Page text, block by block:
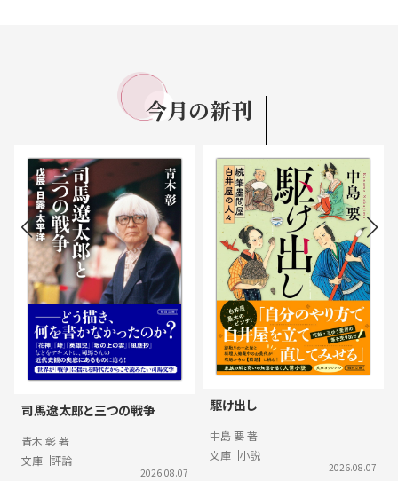
今月の新刊
司馬遼太郎と三つの戦争
青木 彰 著
文庫 評論
2026.08.07
駆け出し
中島 要 著
文庫 小説
2026.08.07